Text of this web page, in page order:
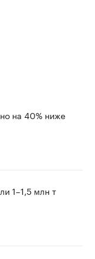
на 40% ниже
1–1,5 млн т